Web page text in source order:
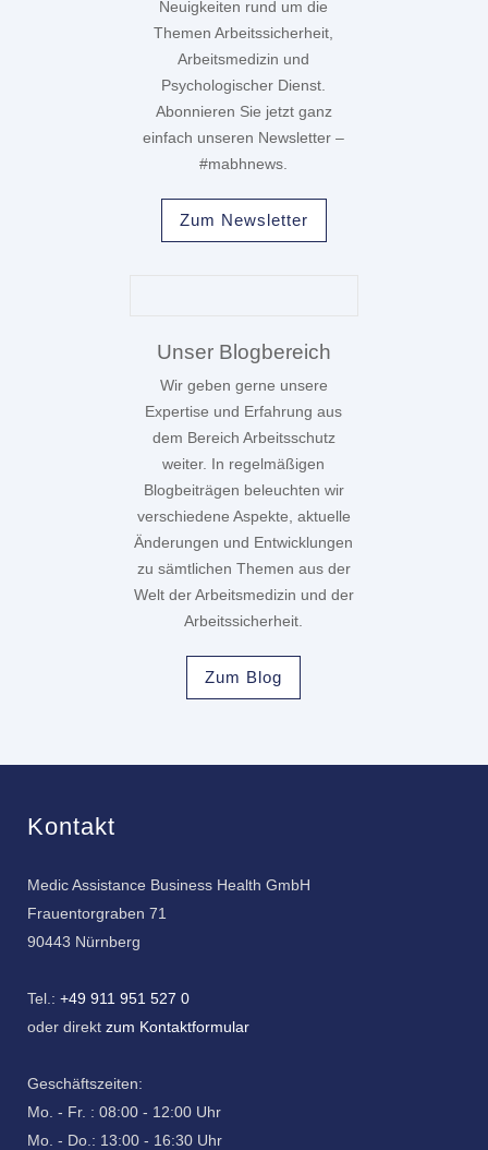
Neuigkeiten rund um die
Themen Arbeitssicherheit,
Arbeitsmedizin und
Psychologischer Dienst.
Abonnieren Sie jetzt ganz
einfach unseren Newsletter –
#mabhnews.
Zum Newsletter
Unser Blogbereich
Wir geben gerne unsere
Expertise und Erfahrung aus
dem Bereich Arbeitsschutz
weiter. In regelmäßigen
Blogbeiträgen beleuchten wir
verschiedene Aspekte, aktuelle
Änderungen und Entwicklungen
zu sämtlichen Themen aus der
Welt der Arbeitsmedizin und der
Arbeitssicherheit.
Zum Blog
Kontakt
Medic Assistance Business Health GmbH
Frauentorgraben 71
90443 Nürnberg
Tel.: +49 911 951 527 0
oder direkt zum Kontaktformular
Geschäftszeiten:
Mo. - Fr. : 08:00 - 12:00 Uhr
Mo. - Do.: 13:00 - 16:30 Uhr